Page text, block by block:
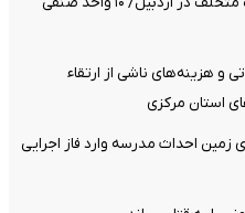
و هزینه‌های ناشی از ارتقاء
استان مرکزی
احداث مدرسه وارد فاز اجرایی